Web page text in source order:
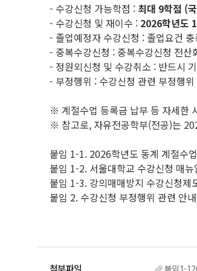
- 수강신청 가능학점 : 최대 9학점 (
- 수강신청 및 재이수 : 2026학년도
- 졸업예정자 수강신청 : 졸업요건
- 중복수강신청 : 중복수강신청 전
- 정원외신청 및 수강취소 : 반드시
- 부정행위 : 수강신청 관련 부정행
※ 계절수업 등록금 납부 등 자세한
※ 참고로, 자유전공학부(전공)는
붙임 1-1. 2026학년도 동계 계절수
붙임 1-2. 서울대학교 수강신청 매뉴
붙임 1-3. 강의매매방지 수강신청제
붙임 2. 수강신청 부정행위 관련 안내